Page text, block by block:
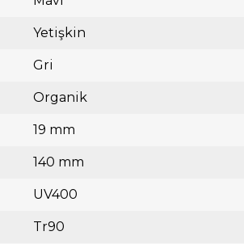
Yetişkin
Gri
Organik
19 mm
140 mm
UV400
Tr90